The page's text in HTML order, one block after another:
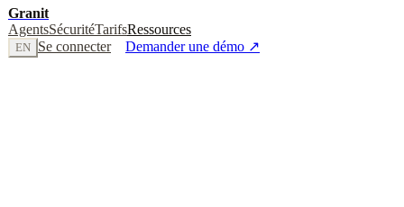
Granit
AgentsSécuritéTarifsRessources
EN Se connecter Demander une démo ↗